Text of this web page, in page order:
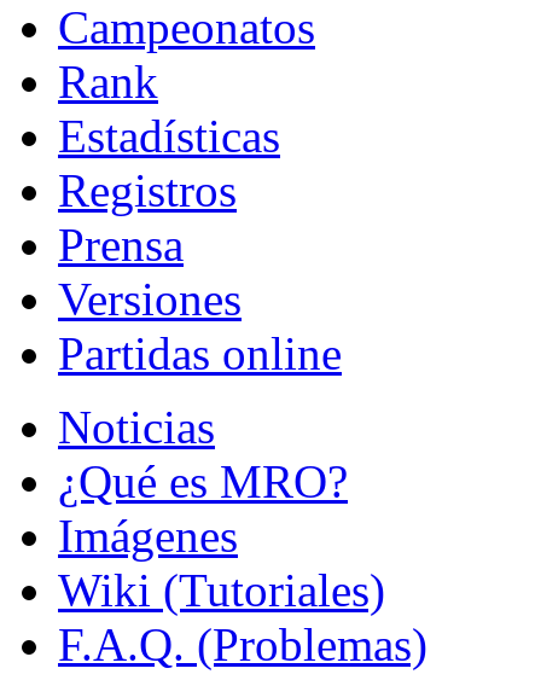
Campeonatos
Rank
Estadísticas
Registros
Prensa
Versiones
Partidas online
Noticias
¿Qué es MRO?
Imágenes
Wiki (Tutoriales)
F.A.Q. (Problemas)